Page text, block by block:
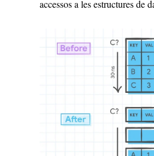
accessos a les estructures de